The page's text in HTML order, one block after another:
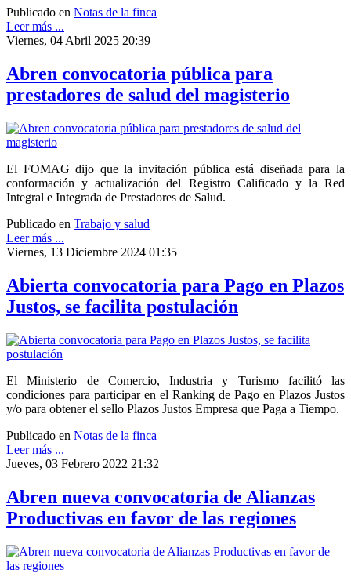
Publicado en Notas de la finca
Leer más ...
Viernes, 04 Abril 2025 20:39
Abren convocatoria pública para
prestadores de salud del magisterio
El FOMAG dijo que la invitación pública está diseñada para la
conformación y actualización del Registro Calificado y la Red
Integral e Integrada de Prestadores de Salud.
Publicado en Trabajo y salud
Leer más ...
Viernes, 13 Diciembre 2024 01:35
Abierta convocatoria para Pago en Plazos
Justos, se facilita postulación
El Ministerio de Comercio, Industria y Turismo facilitó las
condiciones para participar en el Ranking de Pago en Plazos Justos
y/o para obtener el sello Plazos Justos Empresa que Paga a Tiempo.
Publicado en Notas de la finca
Leer más ...
Jueves, 03 Febrero 2022 21:32
Abren nueva convocatoria de Alianzas
Productivas en favor de las regiones